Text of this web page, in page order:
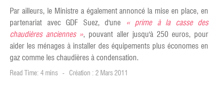
Par ailleurs, le Ministre a également annoncé la mise en place, en
partenariat avec GDF Suez, d'une
« prime à la casse des
chaudières anciennes », pouvant aller jusqu'à 250 euros, pour
aider les ménages à installer des équipements plus économes en
gaz comme les chaudières à condensation.
Read Time: 4 mins Création : 2 Mars 2011